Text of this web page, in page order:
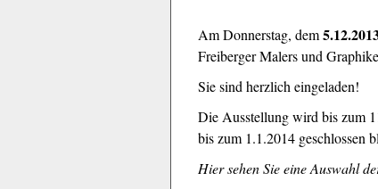
Am Donnerstag, dem
Freiberger Malers und
Sie sind herzlich eingeladen!
Die Ausstellung wird bis zum
bis zum 1.1.2014 geschlossen
Hier sehen Sie eine Auswahl